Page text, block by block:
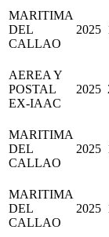
MARITIMA
DEL
CALLAO
2025
AEREA Y
POSTAL
EX-IAAC
2025
MARITIMA
DEL
CALLAO
2025
MARITIMA
DEL
CALLAO
2025